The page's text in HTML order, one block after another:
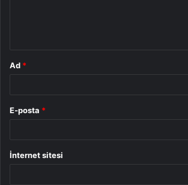
Ad *
E-posta *
İnternet sitesi